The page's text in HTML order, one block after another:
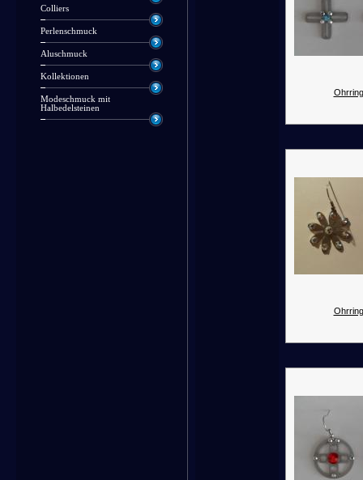
Colliers
Perlenschmuck
Aluschmuck
Kollektionen
Modeschmuck mit
Halbedelsteinen